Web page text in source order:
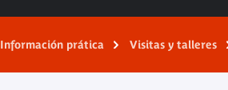
Información prática Visitas y talleres